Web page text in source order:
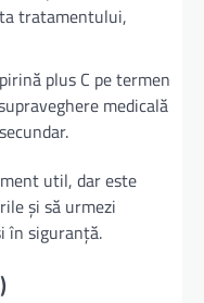
tratamentului,
plus C pe termen
medicală
util, dar este
și să urmezi
în siguranță.